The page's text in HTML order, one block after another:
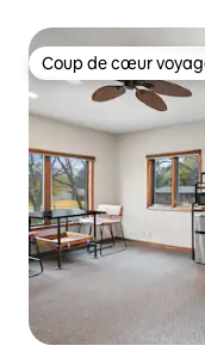
Coup de cœur
Coup de cœur